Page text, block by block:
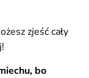
zjeść cały
bo